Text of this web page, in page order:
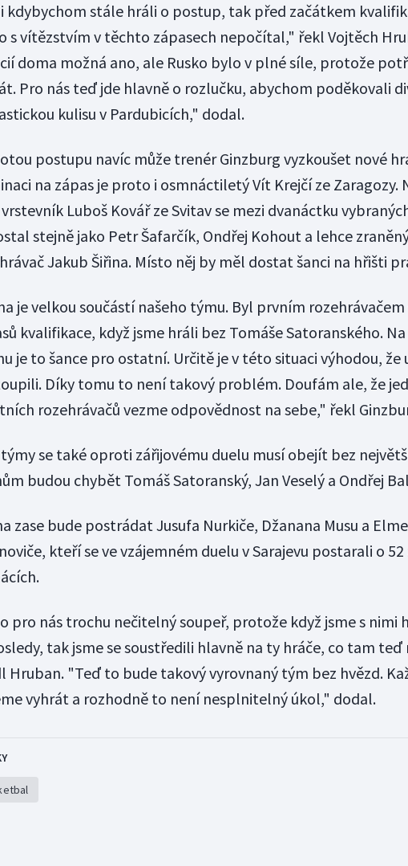
kdybychom stále hráli o postup, tak před začátkem
s vítězstvím v těchto zápasech nepočítal," řekl Vojtěch
doma možná ano, ale Rusko bylo v plné síle, protože
Pro nás teď jde hlavně o rozlučku, abychom poděkovali
kulisu v Pardubicích," dodal.
postupu navíc může trenér Ginzburg vyzkoušet nové
na zápas je proto i osmnáctiletý Vít Krejčí ze Zaragozy.
Luboš Kovář ze Svitav se mezi dvanáctku
stejně jako Petr Šafarčík, Ondřej Kohout a lehce
Jakub Šiřina. Místo něj by měl dostat šanci na hřišti
je velkou součástí našeho týmu. Byl prvním rozehrávačem
kvalifikace, když jsme hráli bez Tomáše Satoranského.
je to šance pro ostatní. Určitě je v této situaci výhodou, že
Díky tomu to není takový problém. Doufám ale, že
rozehrávačů vezme odpovědnost na sebe," řekl
se také oproti zářijovému duelu musí obejít bez
budou chybět Tomáš Satoranský, Jan Veselý a Ondřej
zase bude postrádat Jusufa Nurkiče, Džanana Musu a
kteří se ve vzájemném duelu v Sarajevu postarali o 52
pro nás trochu nečitelný soupeř, protože když jsme s nimi
tak jsme se soustředili hlavně na ty hráče, co tam teď
Hruban. "Teď to bude takový vyrovnaný tým bez hvězd.
vyhrát a rozhodně to není nesplnitelný úkol," dodal.